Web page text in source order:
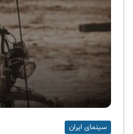
سینمای ایران